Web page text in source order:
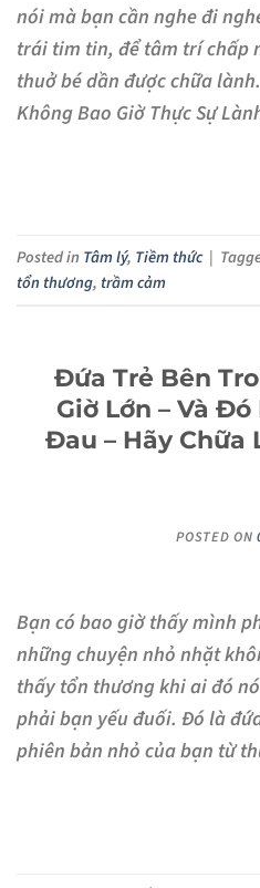
nói mà bạn cần nghe đi
trái tim tin, để tâm trí chấp
thuở bé dần được chữa
Không Bao Giờ Thực Sự
Posted in Tâm lý, Tiềm thức |
tổn thương, trầm cảm
Đứa Trẻ Bên
Giờ Lớn – Và
Đau – Hãy Chữa
POSTED ON
Bạn có bao giờ thấy mình
những chuyện nhỏ nhặt
thấy tổn thương khi ai đó
phải bạn yếu đuối. Đó là
phiên bản nhỏ của bạn từ